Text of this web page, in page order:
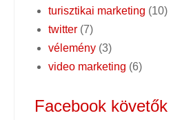
turisztikai marketing (10)
twitter (7)
vélemény (3)
video marketing (6)
Facebook követők